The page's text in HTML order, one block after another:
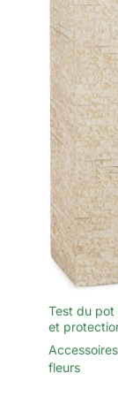
Test du pot
et
fleurs